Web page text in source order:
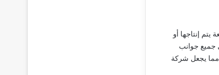
إنتاجها أو
جميع جوانب
مما يجعل شركة